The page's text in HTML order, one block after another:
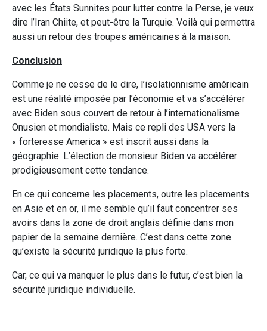
avec les États Sunnites pour lutter contre la Perse, je veux
dire l’Iran Chiite, et peut-être la Turquie. Voilà qui permettra
aussi un retour des troupes américaines à la maison.
Conclusion
Comme je ne cesse de le dire, l’isolationnisme américain
est une réalité imposée par l’économie et va s’accélérer
avec Biden sous couvert de retour à l’internationalisme
Onusien et mondialiste. Mais ce repli des USA vers la
« forteresse America » est inscrit aussi dans la
géographie. L’élection de monsieur Biden va accélérer
prodigieusement cette tendance.
En ce qui concerne les placements, outre les placements
en Asie et en or, il me semble qu’il faut concentrer ses
avoirs dans la zone de droit anglais définie dans mon
papier de la semaine dernière. C’est dans cette zone
qu’existe la sécurité juridique la plus forte.
Car, ce qui va manquer le plus dans le futur, c’est bien la
sécurité juridique individuelle.